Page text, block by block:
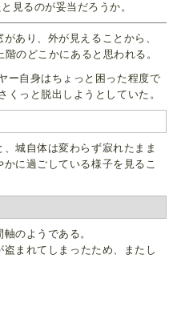
見るのが妥当だろうか。
あり、外が見えることから、
のどこかにあると思われる。
ー自身はちょっと困った程度で
くっと脱出しようとしていた。
城自体は変わらず寂れたまま
に過ごしている様子を見るこ
のようである。
盗まれてしまったため、またし